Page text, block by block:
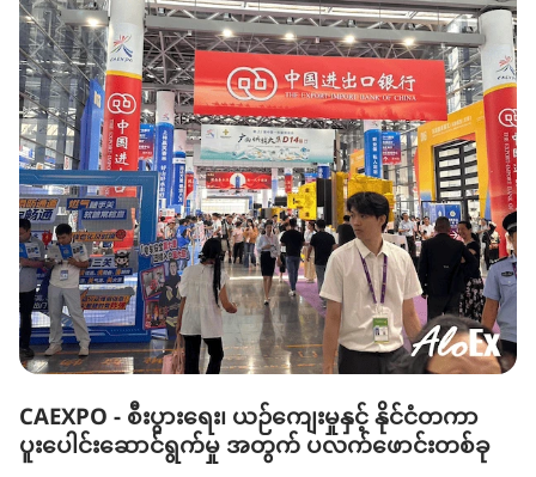
CAEXPO - စီးပွားရေး၊ ယဉ်ကျေးမှုနှင့် နိုင်ငံတကာ
ပူးပေါင်းဆောင်ရွက်မှု အတွက် ပလက်ဖောင်းတစ်ခု